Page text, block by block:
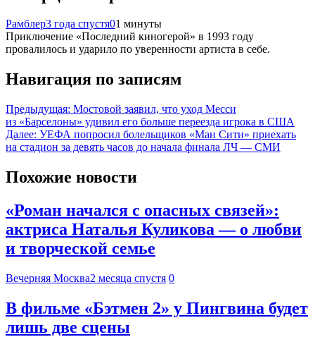
Рамблер3 года спустя01 минуты
Приключение «Последний киногерой» в 1993 году
провалилось и ударило по уверенности артиста в себе.
Навигация по записям
Предыдущая: Мостовой заявил, что уход Месси
из «Барселоны» удивил его больше переезда игрока в США
Далее: УЕФА попросил болельщиков «Ман Сити» приехать
на стадион за девять часов до начала финала ЛЧ — СМИ
Похожие новости
«Роман начался с опасных связей»:
актриса Наталья Куликова — о любви
и творческой семье
Вечерняя Москва2 месяца спустя 0
В фильме «Бэтмен 2» у Пингвина будет
лишь две сцены